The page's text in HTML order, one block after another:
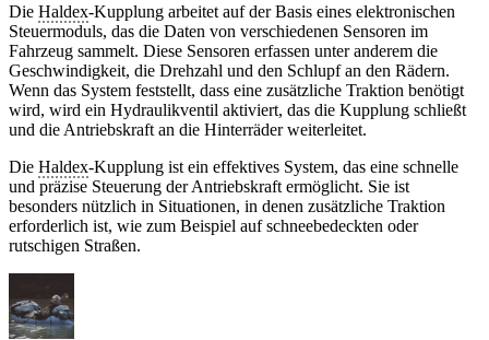
Die Haldex-Kupplung arbeitet auf der Basis eines elektronischen
Steuermoduls, das die Daten von verschiedenen Sensoren im
Fahrzeug sammelt. Diese Sensoren erfassen unter anderem die
Geschwindigkeit, die Drehzahl und den Schlupf an den Rädern.
Wenn das System feststellt, dass eine zusätzliche Traktion benötigt
wird, wird ein Hydraulikventil aktiviert, das die Kupplung schließt
und die Antriebskraft an die Hinterräder weiterleitet.
Die Haldex-Kupplung ist ein effektives System, das eine schnelle
und präzise Steuerung der Antriebskraft ermöglicht. Sie ist
besonders nützlich in Situationen, in denen zusätzliche Traktion
erforderlich ist, wie zum Beispiel auf schneebedeckten oder
rutschigen Straßen.